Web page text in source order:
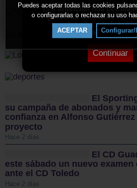
Los anuncios nos
gestionar este sitio. Por
nuestro sitio a la lista
bloqueador de
Continuar
Puedes aceptar todas las cookies
o configurarlas o rechazar su uso
ACEPTAR Configurar/
El
su campaña de abonados y
confianza en Alfonso
proyecto
Hace 2 días
El CD
este sábado un nuevo
ante el CD Toledo
Hace 2 días